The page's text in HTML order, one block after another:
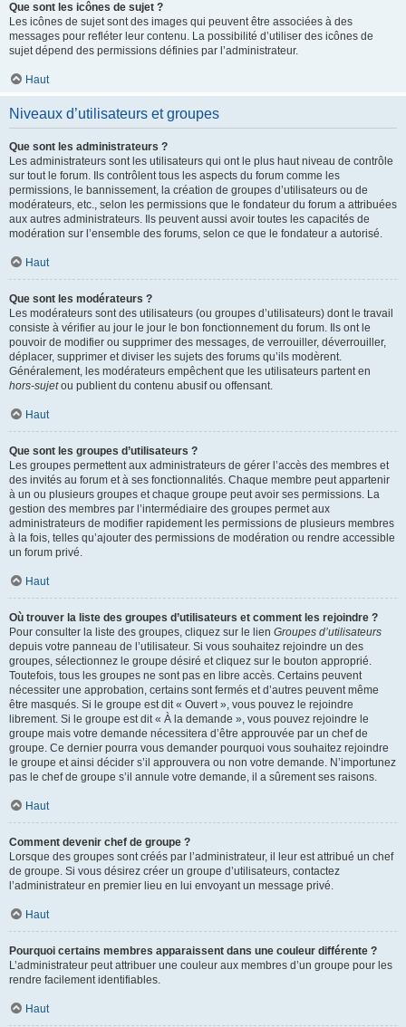
Que sont les icônes de sujet ?
Les icônes de sujet sont des images qui peuvent être associées à des
messages pour refléter leur contenu. La possibilité d’utiliser des icônes de
sujet dépend des permissions définies par l’administrateur.
Haut
Niveaux d’utilisateurs et groupes
Que sont les administrateurs ?
Les administrateurs sont les utilisateurs qui ont le plus haut niveau de contrôle
sur tout le forum. Ils contrôlent tous les aspects du forum comme les
permissions, le bannissement, la création de groupes d’utilisateurs ou de
modérateurs, etc., selon les permissions que le fondateur du forum a attribuées
aux autres administrateurs. Ils peuvent aussi avoir toutes les capacités de
modération sur l’ensemble des forums, selon ce que le fondateur a autorisé.
Haut
Que sont les modérateurs ?
Les modérateurs sont des utilisateurs (ou groupes d’utilisateurs) dont le travail
consiste à vérifier au jour le jour le bon fonctionnement du forum. Ils ont le
pouvoir de modifier ou supprimer des messages, de verrouiller, déverrouiller,
déplacer, supprimer et diviser les sujets des forums qu’ils modèrent.
Généralement, les modérateurs empêchent que les utilisateurs partent en
hors-sujetou publient du contenu abusif ou offensant.
Haut
Que sont les groupes d’utilisateurs ?
Les groupes permettent aux administrateurs de gérer l’accès des membres et
des invités au forum et à ses fonctionnalités. Chaque membre peut appartenir
à un ou plusieurs groupes et chaque groupe peut avoir ses permissions. La
gestion des membres par l’intermédiaire des groupes permet aux
administrateurs de modifier rapidement les permissions de plusieurs membres
à la fois, telles qu’ajouter des permissions de modération ou rendre accessible
un forum privé.
Haut
Où trouver la liste des groupes d’utilisateurs et comment les rejoindre ?
Pour consulter la liste des groupes, cliquez sur le lien Groupes d’utilisateurs
depuis votre panneau de l’utilisateur. Si vous souhaitez rejoindre un des
groupes, sélectionnez le groupe désiré et cliquez sur le bouton approprié.
Toutefois, tous les groupes ne sont pas en libre accès. Certains peuvent
nécessiter une approbation, certains sont fermés et d’autres peuvent même
être masqués. Si le groupe est dit « Ouvert », vous pouvez le rejoindre
librement. Si le groupe est dit « À la demande », vous pouvez rejoindre le
groupe mais votre demande nécessitera d’être approuvée par un chef de
groupe. Ce dernier pourra vous demander pourquoi vous souhaitez rejoindre
le groupe et ainsi décider s’il approuvera ou non votre demande. N’importunez
pas le chef de groupe s’il annule votre demande, il a sûrement ses raisons.
Haut
Comment devenir chef de groupe ?
Lorsque des groupes sont créés par l’administrateur, il leur est attribué un chef
de groupe. Si vous désirez créer un groupe d’utilisateurs, contactez
l’administrateur en premier lieu en lui envoyant un message privé.
Haut
Pourquoi certains membres apparaissent dans une couleur différente ?
L’administrateur peut attribuer une couleur aux membres d’un groupe pour les
rendre facilement identifiables.
Haut